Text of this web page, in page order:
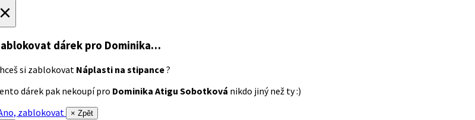
dárek pro Dominika…
si zablokovat Náplasti na stipance?
dárek pak nekoupí pro Dominika Atigu Sobotková nikdo jiný než ty :)
zablokovat
× Zpět